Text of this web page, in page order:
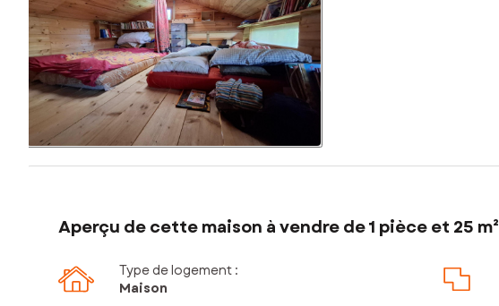
Aperçu de cette maison à vendre de 1 pièce et 25 m²
Type de logement :
Maison